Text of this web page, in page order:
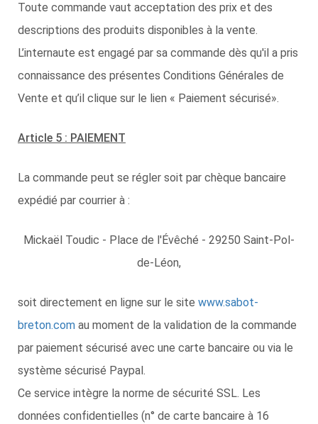
Toute commande vaut acceptation des prix et des
descriptions des produits disponibles à la vente.
L’internaute est engagé par sa commande dès qu'il a pris
connaissance des présentes Conditions Générales de
Vente et qu’il clique sur le lien « Paiement sécurisé».
Article 5 : PAIEMENT
La commande peut se régler soit par chèque bancaire
expédié par courrier à :
Mickaël Toudic - Place de l'Évêché - 29250 Saint-Pol-
de-Léon,
soit directement en ligne sur le site www.sabot-
breton.com au moment de la validation de la commande
par paiement sécurisé avec une carte bancaire ou via le
système sécurisé Paypal.
Ce service intègre la norme de sécurité SSL. Les
données confidentielles (n° de carte bancaire à 16